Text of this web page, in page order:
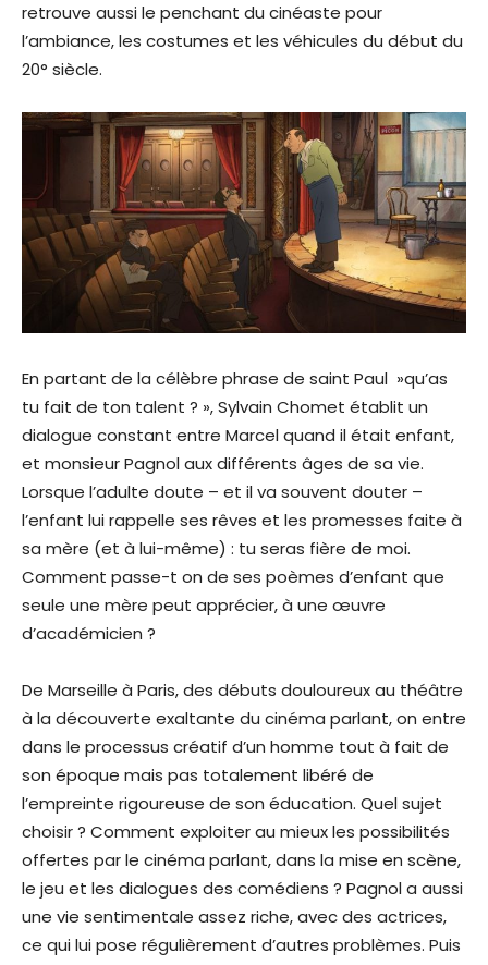
retrouve aussi le penchant du cinéaste pour
l’ambiance, les costumes et les véhicules du début du
20° siècle.
En partant de la célèbre phrase de saint Paul »qu’as
tu fait de ton talent ? », Sylvain Chomet établit un
dialogue constant entre Marcel quand il était enfant,
et monsieur Pagnol aux différents âges de sa vie.
Lorsque l’adulte doute – et il va souvent douter –
l’enfant lui rappelle ses rêves et les promesses faite à
sa mère (et à lui-même) : tu seras fière de moi.
Comment passe-t on de ses poèmes d’enfant que
seule une mère peut apprécier, à une œuvre
d’académicien ?
De Marseille à Paris, des débuts douloureux au théâtre
à la découverte exaltante du cinéma parlant, on entre
dans le processus créatif d’un homme tout à fait de
son époque mais pas totalement libéré de
l’empreinte rigoureuse de son éducation. Quel sujet
choisir ? Comment exploiter au mieux les possibilités
offertes par le cinéma parlant, dans la mise en scène,
le jeu et les dialogues des comédiens ? Pagnol a aussi
une vie sentimentale assez riche, avec des actrices,
ce qui lui pose régulièrement d’autres problèmes. Puis